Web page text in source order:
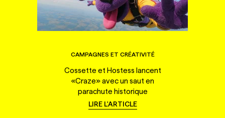
CAMPAGNES ET CRÉATIVITÉ
Cossette et Hostess lancent
«Craze» avec un saut en
parachute historique
LIRE L'ARTICLE